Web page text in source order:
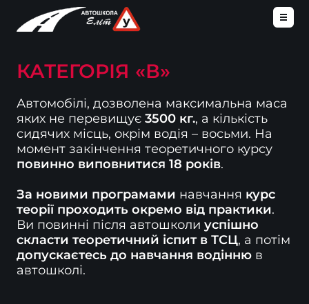
КАТЕГОРІЯ «В»
Автомобілі, дозволена максимальна маса
яких не перевищує 3500 кг., а кількість
сидячих місць, окрім водія – восьми. На
повинно виповнитися 18 років.
За новими програмами навчання курс
теорії проходить окремо від практики.
Ви повинні після автошколи успішно
скласти теоретичний іспит в ТСЦ
допускаєтесь до навчання водінню в
автошколі.